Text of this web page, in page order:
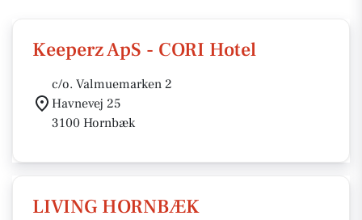
Keeperz ApS - CORI Hotel
c/o. Valmuemarken 2
Havnevej 25
3100 Hornbæk
LIVING HORNBÆK